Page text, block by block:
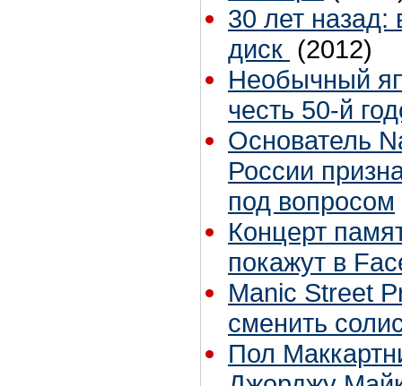
30 лет
диск (2012)
Необычный
честь 50-й
Основатель
России
под вопросом
Концерт
покажут в
Manic Street
сменить
Пол